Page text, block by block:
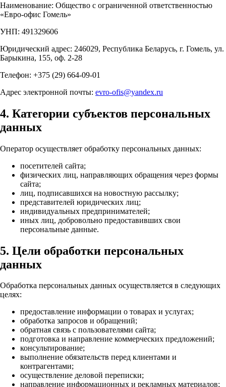
Наименование: Общество с ограниченной ответственностью
«Евро-офис Гомель»
УНП: 491329606
Юридический адрес: 246029, Республика Беларусь, г. Гомель, ул.
Барыкина, 155, оф. 2-28
Телефон: +375 (29) 664-09-01
Адрес электронной почты: evro-ofis@yandex.ru
4. Категории субъектов персональных
данных
Оператор осуществляет обработку персональных данных:
посетителей сайта;
физических лиц, направляющих обращения через формы
сайта;
лиц, подписавшихся на новостную рассылку;
представителей юридических лиц;
индивидуальных предпринимателей;
иных лиц, добровольно предоставивших свои
персональные данные.
5. Цели обработки персональных
данных
Обработка персональных данных осуществляется в следующих
целях:
предоставление информации о товарах и услугах;
обработка запросов и обращений;
обратная связь с пользователями сайта;
подготовка и направление коммерческих предложений;
консультирование;
выполнение обязательств перед клиентами и
контрагентами;
осуществление деловой переписки;
направление информационных и рекламных материалов;